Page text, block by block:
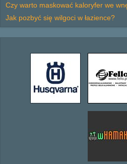
Czy warto maskować kaloryfer we
Jak pozbyć się wilgoci w łazience?